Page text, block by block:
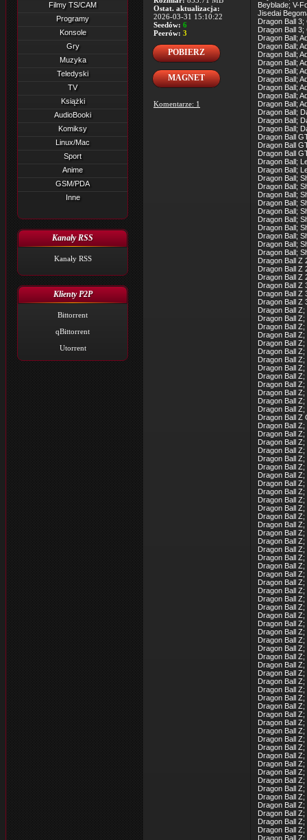
Filmy TS/CAM
Programy
Konsole
Gry
Muzyka
Teledyski
TV
Książki
AudioBooki
Komiksy
Linux/Mac
Sport
Anime
GSM/PDA
Inne
Kanały RSS
Kanały RSS
Klienty P2P
Bittorrent
qBittorrent
Utorrent
Ostat. aktualizacja:
2026-03-31 15:10:22
Seedów: 6
Peerów: 3
POBIERZ
MAGNET
Komentarze: 1
Beyblade; V-
Jisedai
Dragon Ball
Dragon Ball
Dragon Ball;
Dragon Ball;
Dragon Ball;
Dragon Ball;
Dragon Ball;
Dragon Ball;
Dragon Ball;
Dragon Ball;
Dragon Ball;
Dragon Ball;
Dragon Ball;
Dragon Ball;
Dragon Ball
Dragon Ball
Dragon Ball
Dragon Ball;
Dragon Ball;
Dragon Ball;
Dragon Ball;
Dragon Ball;
Dragon Ball;
Dragon Ball;
Dragon Ball;
Dragon Ball;
Dragon Ball;
Dragon Ball;
Dragon Ball;
Dragon Ball Z
Dragon Ball Z
Dragon Ball Z
Dragon Ball Z
Dragon Ball Z
Dragon Ball Z
Dragon Ball
Dragon Ball
Dragon Ball
Dragon Ball
Dragon Ball
Dragon Ball
Dragon Ball
Dragon Ball
Dragon Ball
Dragon Ball
Dragon Ball
Dragon Ball
Dragon Ball
Dragon Ball Z
Dragon Ball
Dragon Ball
Dragon Ball
Dragon Ball
Dragon Ball
Dragon Ball
Dragon Ball
Dragon Ball
Dragon Ball
Dragon Ball
Dragon Ball
Dragon Ball
Dragon Ball
Dragon Ball
Dragon Ball
Dragon Ball
Dragon Ball
Dragon Ball
Dragon Ball
Dragon Ball
Dragon Ball
Dragon Ball
Dragon Ball
Dragon Ball
Dragon Ball
Dragon Ball
Dragon Ball
Dragon Ball
Dragon Ball
Dragon Ball
Dragon Ball
Dragon Ball
Dragon Ball
Dragon Ball
Dragon Ball
Dragon Ball
Dragon Ball
Dragon Ball
Dragon Ball
Dragon Ball
Dragon Ball
Dragon Ball
Dragon Ball
Dragon Ball
Dragon Ball
Dragon Ball
Dragon Ball
Dragon Ball
Dragon Ball
Dragon Ball
Dragon Ball